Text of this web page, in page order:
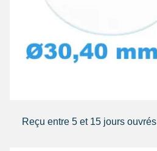
Reçu entre 5 et 15 jours ouvrés